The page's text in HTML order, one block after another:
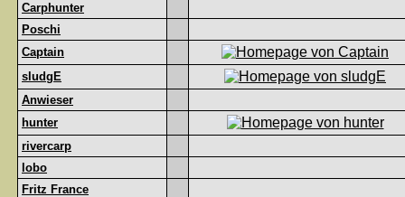
Carphunter
Poschi
Captain
sludgE
Anwieser
hunter
rivercarp
lobo
Fritz France